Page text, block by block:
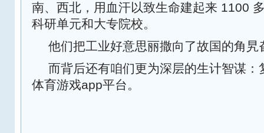
南、西北，用血汗以致生命建起来 1100
科研单元和大专院校。
他们把工业好意思丽撒向了故国的角旯
而背后还有咱们更为深层的生计智谋：
体育游戏app平台。